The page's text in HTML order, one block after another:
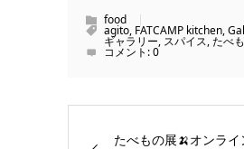
food
agito, FATCAMP kitchen,
ギャラリー, スパイス,たべ
コメント:0
たべもの展🍌オンラ